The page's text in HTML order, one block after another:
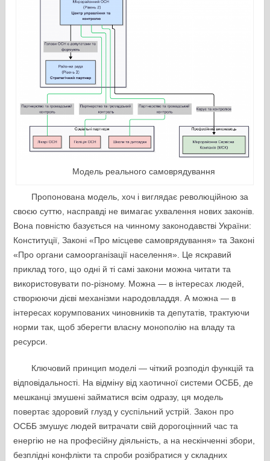
Модель реального самоврядування
Пропонована модель, хоч і виглядає революційною за
своєю суттю, насправді не вимагає ухвалення нових законів.
Вона повністю базується на чинному законодавстві України:
Конституції, Законі «Про місцеве самоврядування» та Законі
«Про органи самоорганізації населення». Це яскравий
приклад того, що одні й ті самі закони можна читати та
використовувати по-різному. Можна — в інтересах людей,
створюючи дієві механізми народовладдя. А можна — в
інтересах корумпованих чиновників та депутатів, трактуючи
норми так, щоб зберегти власну монополію на владу та
ресурси.
Ключовий принцип моделі — чіткий розподіл функцій та
відповідальності. На відміну від хаотичної системи ОСББ, де
мешканці змушені займатися всім одразу, ця модель
повертає здоровий глузд у суспільний устрій. Закон про
ОСББ змушує людей витрачати свій дорогоцінний час та
енергію не на професійну діяльність, а на нескінченні збори,
безплідні конфлікти та спроби розібратися у складних